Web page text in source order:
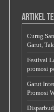
Artikel
Curug
Garut,
Festival
promosi
Garut
Promosi